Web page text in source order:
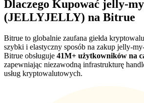
Deposit CASHCAT & Win
Share 500000 CASHCAT prize pool
Exclusive for BitMart Users
Dlaczego Kupować jelly-
(JELLYJELLY) na Bitrue
Bitrue to globalnie zaufana giełda
szybki i elastyczny sposób na zakup jelly-
Bitrue obsługuje 41M+ użytkowników na
zapewniając niezawodną infrastrukturę
usług kryptowalutowych.